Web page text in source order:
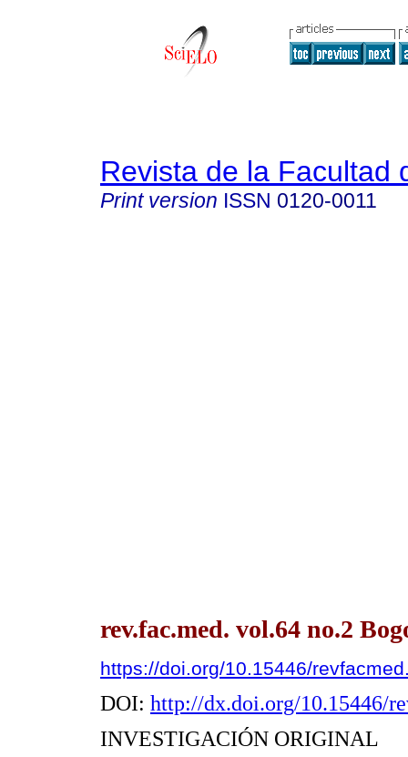
Revista de la Facultad
Print version ISSN 0120-0011
rev.fac.med. vol.64 no.2
https://doi.org/10.15446/
DOI: http://dx.doi.org/10.15446/
INVESTIGACIÓN ORIGINAL